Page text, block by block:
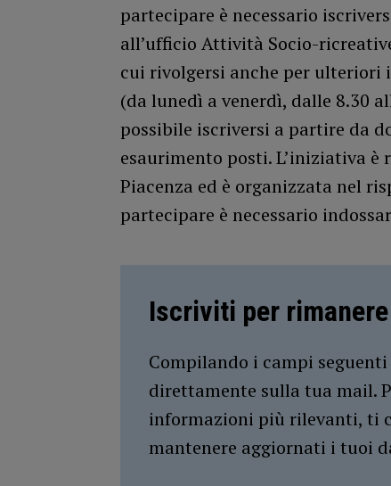
partecipare è necessario
all’ufficio Attività Socio-
cui rivolgersi anche per
(da lunedì a venerdì, dalle 8.30
possibile iscriversi a partire da
esaurimento posti. L’iniziativa
Piacenza ed è organizzata nel
partecipare è necessario
Iscriviti per
Compilando i campi
direttamente sulla tua mail.
informazioni più rilevanti, ti
mantenere aggiornati i tuoi